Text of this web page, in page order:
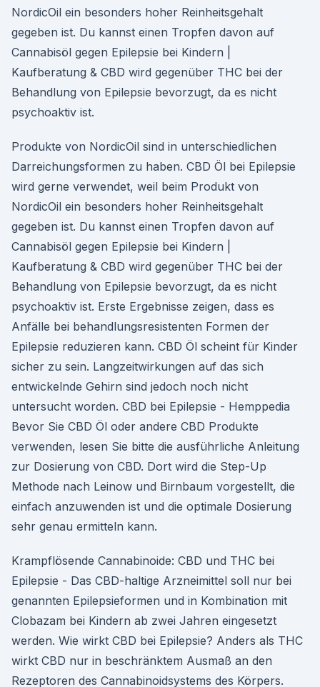
NordicOil ein besonders hoher Reinheitsgehalt
gegeben ist. Du kannst einen Tropfen davon auf
Cannabisöl gegen Epilepsie bei Kindern |
Kaufberatung & CBD wird gegenüber THC bei der
Behandlung von Epilepsie bevorzugt, da es nicht
psychoaktiv ist.
Produkte von NordicOil sind in unterschiedlichen
Darreichungsformen zu haben. CBD Öl bei Epilepsie
wird gerne verwendet, weil beim Produkt von
NordicOil ein besonders hoher Reinheitsgehalt
gegeben ist. Du kannst einen Tropfen davon auf
Cannabisöl gegen Epilepsie bei Kindern |
Kaufberatung & CBD wird gegenüber THC bei der
Behandlung von Epilepsie bevorzugt, da es nicht
psychoaktiv ist. Erste Ergebnisse zeigen, dass es
Anfälle bei behandlungsresistenten Formen der
Epilepsie reduzieren kann. CBD Öl scheint für Kinder
sicher zu sein. Langzeitwirkungen auf das sich
entwickelnde Gehirn sind jedoch noch nicht
untersucht worden. CBD bei Epilepsie - Hemppedia
Bevor Sie CBD Öl oder andere CBD Produkte
verwenden, lesen Sie bitte die ausführliche Anleitung
zur Dosierung von CBD. Dort wird die Step-Up
Methode nach Leinow und Birnbaum vorgestellt, die
einfach anzuwenden ist und die optimale Dosierung
sehr genau ermitteln kann.
Krampflösende Cannabinoide: CBD und THC bei
Epilepsie - Das CBD-haltige Arzneimittel soll nur bei
genannten Epilepsieformen und in Kombination mit
Clobazam bei Kindern ab zwei Jahren eingesetzt
werden. Wie wirkt CBD bei Epilepsie? Anders als THC
wirkt CBD nur in beschränktem Ausmaß an den
Rezeptoren des Cannabinoidsystems des Körpers.